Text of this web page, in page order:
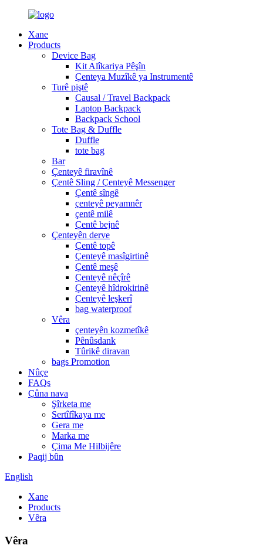
Xane
Products
Device Bag
Kit Alîkariya Pêşîn
Çenteya Muzîkê ya Instrumentê
Turê piştê
Causal / Travel Backpack
Laptop Backpack
Backpack School
Tote Bag & Duffle
Duffle
tote bag
Bar
Çenteyê firavînê
Çentê Sling / Çenteyê Messenger
Çentê sîngê
çenteyê peyamnêr
çentê milê
Çentê bejnê
Çenteyên derve
Çentê topê
Çenteyê masîgirtinê
Çentê meşê
Çenteyê nêçîrê
Çenteyê hîdrokirinê
Çenteyê leşkerî
bag waterproof
Vêra
çenteyên kozmetîkê
Pênûsdank
Tûrikê diravan
bags Promotion
Nûçe
FAQs
Çûna nava
Şîrketa me
Sertîfîkaya me
Gera me
Marka me
Çima Me Hilbijêre
Paqij bûn
English
Xane
Products
Vêra
Vêra